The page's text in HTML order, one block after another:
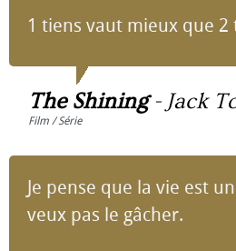
1 tiens vaut mieux que 2
The Shining- Jack
Film / Série
Je pense que la vie est
veux pas le gâcher.